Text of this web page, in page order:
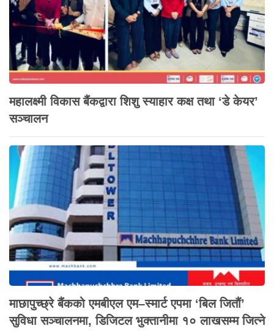
महालक्ष्मी विकास बैंकद्वारा शिशु स्याहार कक्ष तथा ‘डे केयर’
सञ्चालन
माछापुच्छ्रे बैंकको एमबीएल एम–स्मार्ट एपमा ‘बिल जितौं’
सुविधा सञ्चालनमा, डिजिटल भुक्तानीमा १० लाखसम्म जित्ने